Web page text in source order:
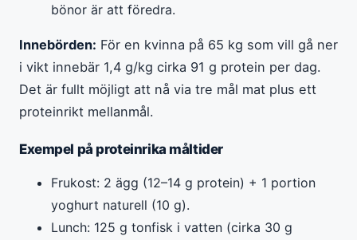
bönor är att föredra.
Innebörden: För en kvinna på 65 kg som vill gå ner
i vikt innebär 1,4 g/kg cirka 91 g protein per dag.
Det är fullt möjligt att nå via tre mål mat plus ett
proteinrikt mellanmål.
Exempel på proteinrika måltider
Frukost: 2 ägg (12–14 g protein) + 1 portion
yoghurt naturell (10 g).
Lunch: 125 g tonfisk i vatten (cirka 30 g